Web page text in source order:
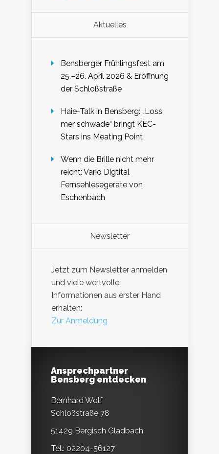
Aktuelles
Bensberger Frühlingsfest am
25.–26. April 2026 & Eröffnung
der Schloßstraße
Haie-Talk in Bensberg: „Loss
mer schwade“ bringt KEC-
Stars ins Meating Point
Wenn die Brille nicht mehr
reicht: Vario Digtital
Fernsehlesegeräte von
Eschenbach
Newsletter
Jetzt zum Newsletter anmelden
und viele wertvolle
Informationen aus erster Hand
erhalten:
Zur Anmeldung
Ansprechpartner
Bensberg entdecken
Bernhard Wolf
Schloßstraße 78
51429 Bergisch Gladbach
Tel.: 02204-56127